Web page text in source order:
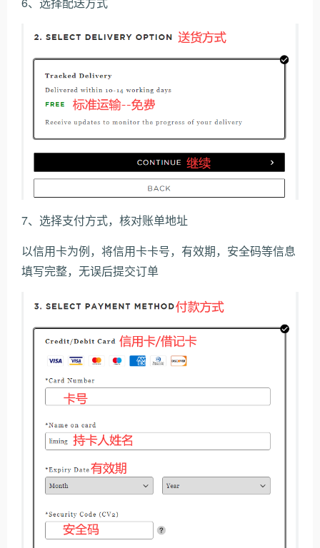
7、选择支付方式，核对账单地址
以信用卡为例，将信用卡卡号，有效期，安全码等信息
填写完整，无误后提交订单